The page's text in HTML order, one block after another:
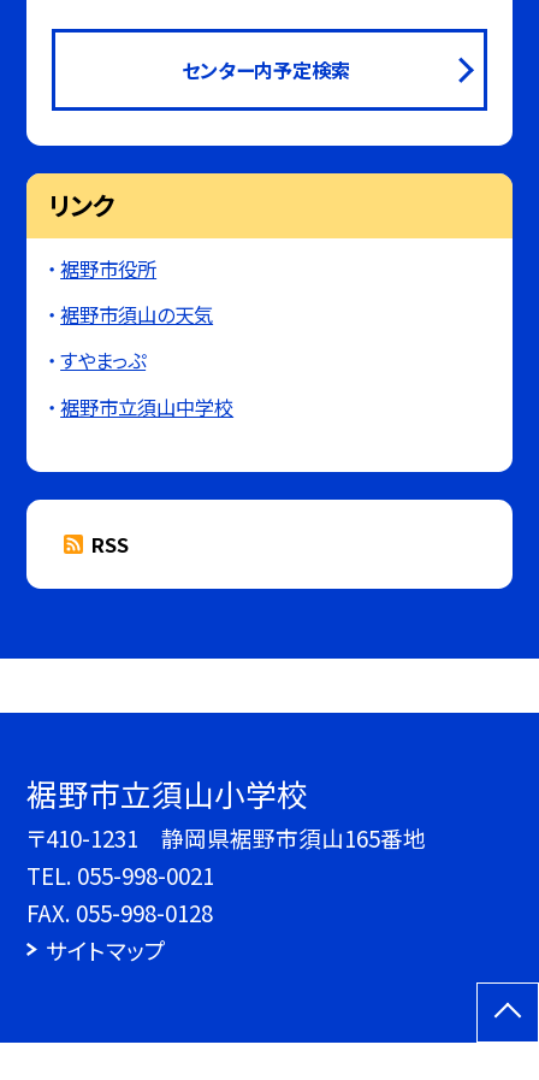
センター内予定検索
リンク
裾野市役所
裾野市須山の天気
すやまっぷ
裾野市立須山中学校
RSS
裾野市立須山小学校
〒410-1231 静岡県裾野市須山165番地
TEL. 055-998-0021
FAX. 055-998-0128
サイトマップ